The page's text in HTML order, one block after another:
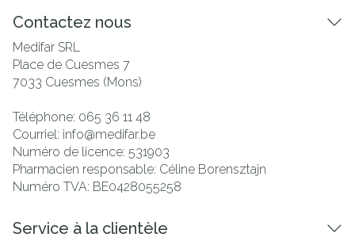
Contactez nous
Medifar SRL
Place de Cuesmes 7
7033 Cuesmes (Mons)
Téléphone: 065 36 11 48
Courriel: info@medifar.be
Numéro de licence: 531903
Pharmacien responsable: Céline Borensztajn
Numéro TVA: BE0428055258
Service à la clientèle